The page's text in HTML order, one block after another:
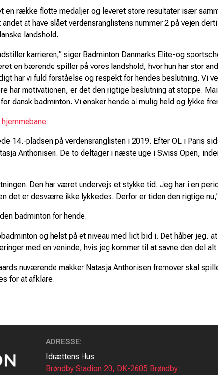
en række flotte medaljer og leveret store resultater især
at have slået verdensranglistens nummer 2 på vejen
landshold.
karrieren,” siger Badminton Danmarks Elite-og
en bærende spiller på vores landshold, hvor hun har stor
har vi fuld forståelse og respekt for hendes beslutning. Vi
har motivationen, er det den rigtige beslutning at stoppe.
dansk badminton. Vi ønsker hende al mulig held og lykke
14.-pladsen på verdensranglisten i 2019. Efter OL i Paris
Anthonisen. De to deltager i næste uge i Swiss Open,
Den har været undervejs et stykke tid. Jeg har i en
det er desværre ikke lykkedes. Derfor er tiden den rigtige
badminton for hende.
og helst på et niveau med lidt bid i. Det håber jeg,
med en veninde, hvis jeg kommer til at savne den del alt
nuværende makker Natasja Anthonisen fremover skal
for at afklare.
ADRESSE:
Idrættens Hus
Brøndby Stadion 20, DK-2605 Brøndby